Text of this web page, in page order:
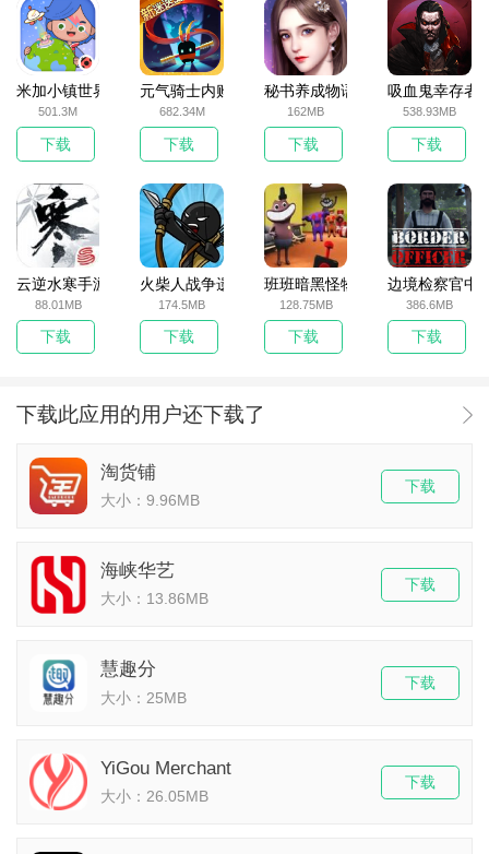
米加小镇世界2025官方版
501.3M
下载
元气骑士内购破解版
682.34M
下载
秘书养成物语
162MB
下载
吸血鬼幸存者
538.93MB
下载
云逆水寒手游
88.01MB
下载
火柴人战争遗产无敌版
174.5MB
下载
班班暗黑怪物生存挑战5
128.75MB
下载
边境检察官中
386.6MB
下载
下载此应用的用户还下载了
淘货铺
大小：9.96MB
下载
海峡华艺
大小：13.86MB
下载
慧趣分
大小：25MB
下载
YiGou Merchant
大小：26.05MB
下载